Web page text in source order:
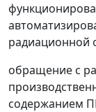
радиационной
обращение с
содержанием